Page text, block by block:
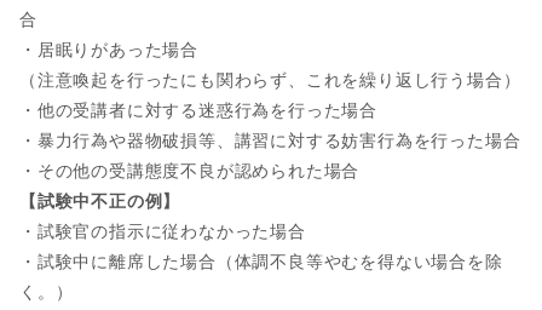
合
・居眠りがあった場合
（注意喚起を行ったにも関わらず、これを繰り返し行う場合）
・他の受講者に対する迷惑行為を行った場合
・暴力行為や器物破損等、講習に対する妨害行為を行った場合
・その他の受講態度不良が認められた場合
【試験中不正の例】
・試験官の指示に従わなかった場合
・試験中に離席した場合（体調不良等やむを得ない場合を除
く。）